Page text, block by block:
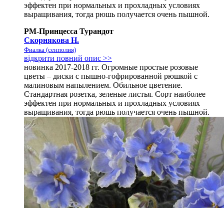
эффектен при нормальных и прохладных условиях
выращивания, тогда рюшь получается очень пышной.
РМ-Принцесса Турандот
Скорнякова Н.
Фиалка (сенполия)
відкрити повний опис >>
новинка 2017-2018 гг. Огромные простые розовые
цветы – диски с пышно-гофрированной рюшкой с
малиновым напылением. Обильное цветение.
Стандартная розетка, зеленые листья. Сорт наиболее
эффектен при нормальных и прохладных условиях
выращивания, тогда рюшь получается очень пышной.